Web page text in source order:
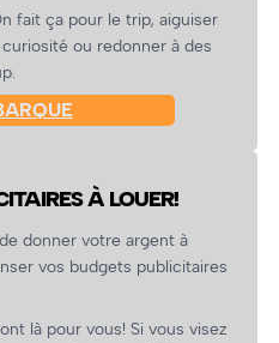
fait ça pour le trip, aiguiser
ou redonner à des
À LOUER!
donner votre argent à
vos budgets publicitaires
là pour vous! Si vous visez